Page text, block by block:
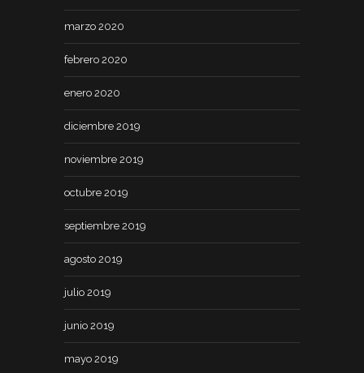
marzo 2020
febrero 2020
enero 2020
diciembre 2019
noviembre 2019
octubre 2019
septiembre 2019
agosto 2019
julio 2019
junio 2019
mayo 2019